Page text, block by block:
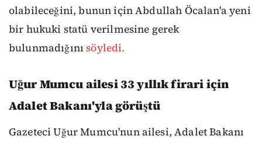
olabileceğini, bunun için Abdullah Öcalan'a yeni
bir hukuki statü verilmesine gerek
bulunmadığınısöyledi.
Uğur Mumcu ailesi 33 yıllık firari için
Adalet Bakanı'yla görüştü
Gazeteci Uğur Mumcu'nun ailesi, Adalet Bakanı